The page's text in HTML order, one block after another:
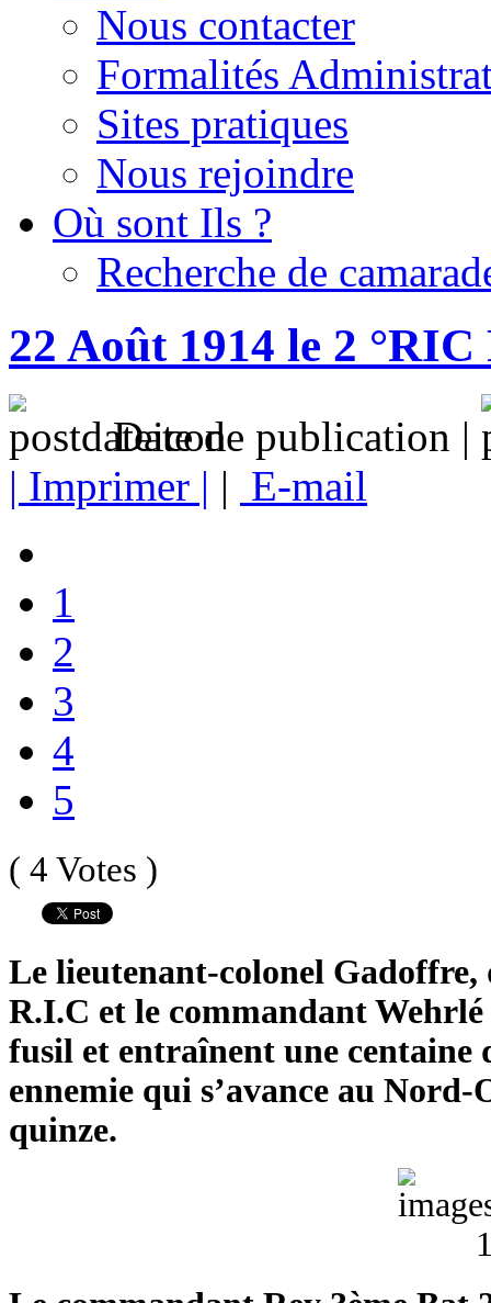
Nous contacter
Formalités
Sites pratiques
Nous rejoindre
Où sont Ils ?
Recherche de
22 Août 1914 le 2
Date de publication |
| Imprimer | | E-mail
1
2
3
4
5
( 4 Votes )
Le lieutenant-colonel Gadoffre,
R.I.C et le commandant Wehrlé
fusil et entraînent une centaine
ennemie qui s’avance au
quinze.